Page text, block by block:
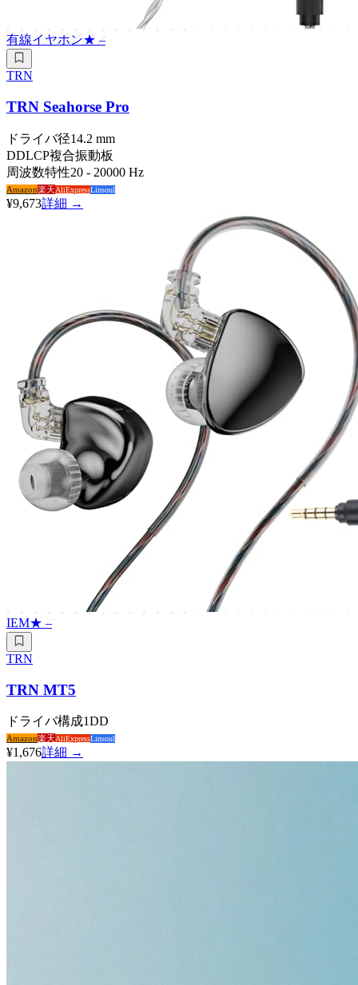
有線イヤホン★–
TRN
TRN Seahorse Pro
ドライバ径14.2 mm
DDLCP複合振動板
周波数特性20 - 20000 Hz
Amazon楽天AliExpressLinsoul
¥9,673詳細 →
IEM★–
TRN
TRN MT5
ドライバ構成1DD
Amazon楽天AliExpressLinsoul
¥1,676詳細 →